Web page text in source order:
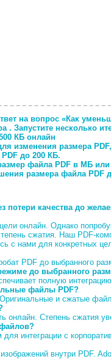
на вопрос «Как
. Запустите несколько
КБ онлайн
изменения размера
до 200 КБ.
файла PDF в МБ
размера файла
потери качества до
онлайн. Однако
сжатия. Наш PDF-
с нами для конкретных
PDF до выбранного
до выбранного
полную
файлы PDF?
и сжатые
онлайн. Степень сжатия
интеграции с
внутри PDF.